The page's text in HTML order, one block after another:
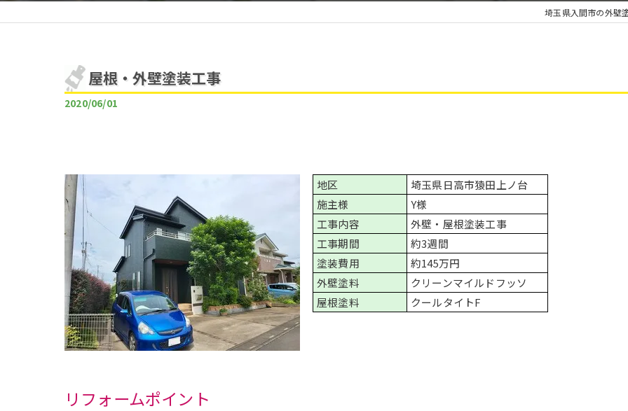
埼玉県入間市の外壁
屋根・外壁塗装工事
2020/06/01
地区
埼玉県日高市猿田上ノ台
施主様
Y様
工事内容
外壁・屋根塗装工事
工事期間
約3週間
塗装費用
約145万円
外壁塗料
クリーンマイルドフッソ
屋根塗料
クールタイトF
リフォームポイント